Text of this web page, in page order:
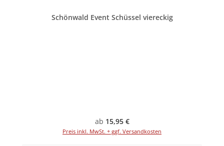
Schönwald Event Schüssel viereckig
Regulärer Preis:
ab 15,95 €
Preis inkl. MwSt. + ggf. Versandkosten